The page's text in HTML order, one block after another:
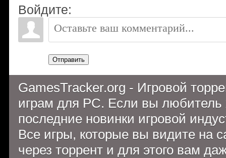
Войдите:
Отправить
GamesTracker.org - Игровой
играм для PC. Если вы
последние новинки игровой
Все игры, которые вы видите на
через торрент и для этого вам